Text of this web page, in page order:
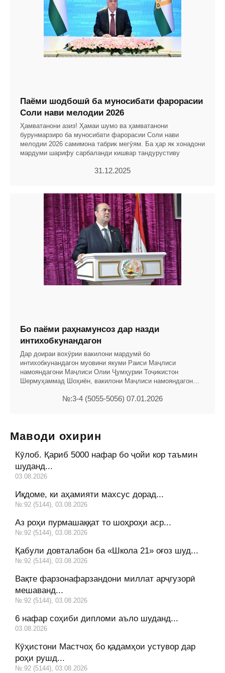
Паёми шодбошӣ ба муносибати фарорасии
Соли нави мелодии 2026
Ҳамватанони азиз! Ҳамаи шумо ва ҳамватанони
бурунмарзиро ба муносибати фарорасии Соли нави
мелодии 2026 самимона табрик мегӯям. Ба ҳар як хонадони
мардуми шарифу сарбаланди кишвар тандурустиву
31.12.2025
Бо паёми раҳнамунсоз дар назди
интихобкунандагон
Дар доираи вохӯрии вакилони мардумӣ бо
интихобкунандагон муовини якуми Раиси Маҷлиси
намояндагони Маҷлиси Олии Ҷумҳурии Тоҷикис­тон
Шермуҳаммад Шоҳиён, вакилони Маҷлиси намояндагон
№:3-4 (5055-5056) 07.01.2026
Маводи охирин
Кӯлоб. Қариб 5000 нафар бо ҷойи кор таъмин
шуданд...
03.08.2026
Иқдоме, ки аҳамияти махсус дорад...
№:92 (5144), 03.08.2026
Аз роҳи пурмашаққат то шоҳроҳи аср...
№:92 (5144), 03.08.2026
Қабули довталабон ба «Школа 21» оғоз шуд...
№:92 (5144), 03.08.2026
Вақте фарзонафарзандони миллат арҷгузорӣ
мешаванд...
№:92 (5144), 03.08.2026
6 нафар соҳиби дипломи аъло шуданд...
03.08.2026
Кӯҳистони Мастчоҳ бо қадамҳои устувор дар
роҳи рушд...
№:92 (5144), 03.08.2026